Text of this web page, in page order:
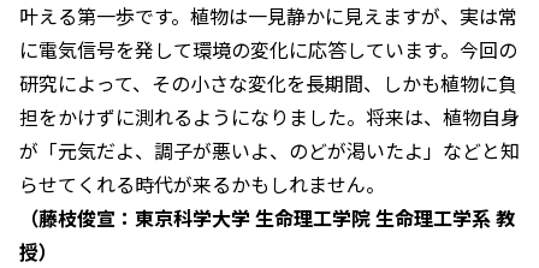
叶える第一歩です。植物は一見静かに見えますが、実は常
に電気信号を発して環境の変化に応答しています。今回の
研究によって、その小さな変化を長期間、しかも植物に負
担をかけずに測れるようになりました。将来は、植物自身
が「元気だよ、調子が悪いよ、のどが渇いたよ」などと知
らせてくれる時代が来るかもしれません。
（藤枝俊宣：東京科学大学 生命理工学院 生命理工学系 教
授）